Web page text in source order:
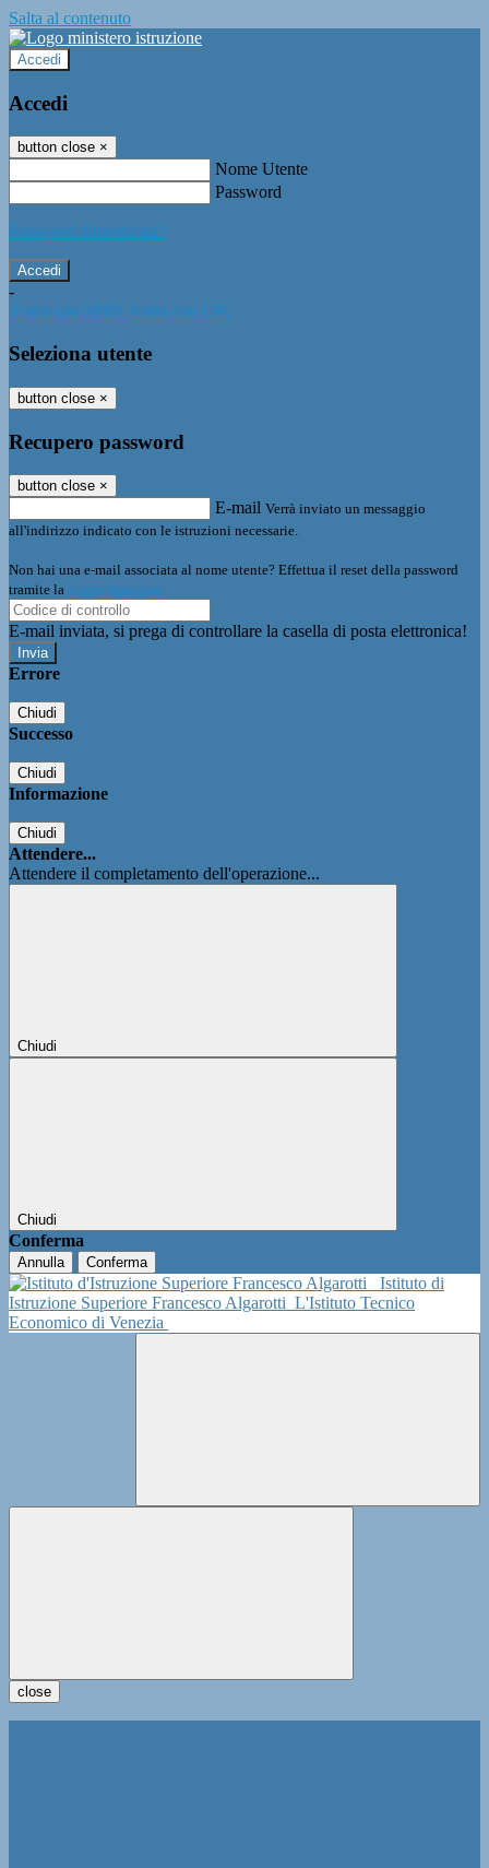
Salta al contenuto
Accedi
Accedi
button close ×
Nome Utente
Password
Password dimenticata?
-
Entra con SPID Entra con CIE
Seleziona utente
button close ×
Recupero password
button close ×
E-mail Verrà inviato un messaggio
all'indirizzo indicato con le istruzioni necessarie.
Non hai una e-mail associata al nome utente? Effettua il reset della password
tramite la Login Spaggiari
E-mail inviata, si prega di controllare la casella di posta elettronica!
Errore
Chiudi
Successo
Chiudi
Informazione
Chiudi
Attendere...
Attendere il completamento dell'operazione...
Chiudi
Chiudi
Conferma
Annulla Conferma
Istituto di
Istruzione Superiore Francesco Algarotti L'Istituto Tecnico
Economico di Venezia
close